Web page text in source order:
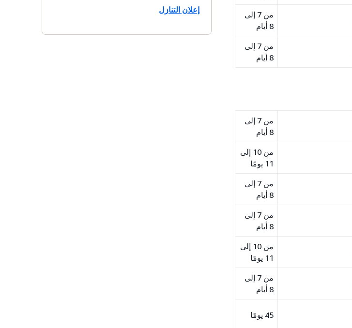
من 7 إلى
8 أيام
من 7 إلى
8 أيام
من 7 إلى
8 أيام
من 10 إلى
11 يومًا
من 7 إلى
8 أيام
من 7 إلى
8 أيام
من 10 إلى
11 يومًا
من 7 إلى
8 أيام
45 يومًا
إعلان التنازل